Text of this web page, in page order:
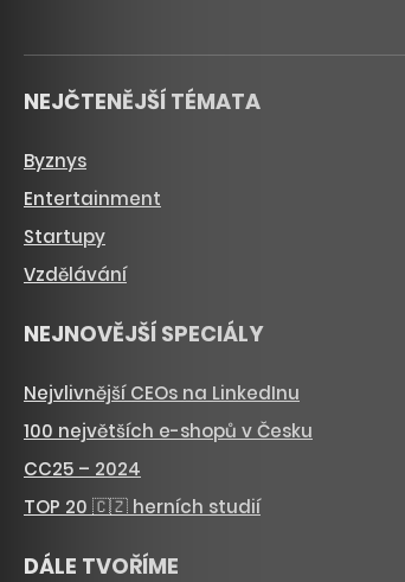
NEJČTENĚJŠÍ TÉMATA
Byznys
Entertainment
Startupy
Vzdělávání
NEJNOVĚJŠÍ SPECIÁLY
Nejvlivnější CEOs na LinkedInu
100 největších e-shopů v Česku
CC25 – 2024
TOP 20 🇨🇿 herních studií
DÁLE TVOŘÍME